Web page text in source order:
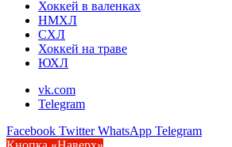
Хоккей в валенках
НМХЛ
СХЛ
Хоккей на траве
ЮХЛ
vk.com
Telegram
Facebook Twitter WhatsApp Telegram